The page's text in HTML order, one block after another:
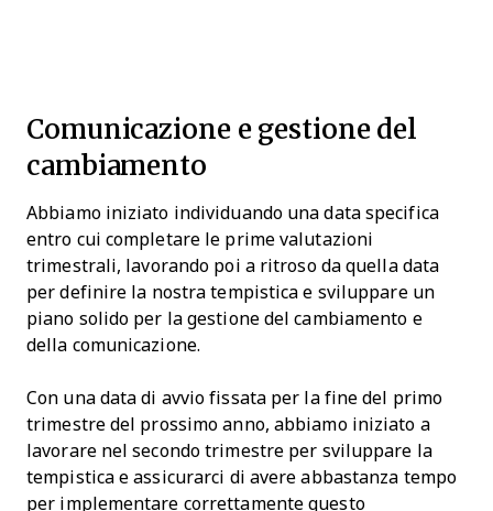
Comunicazione e gestione del
cambiamento
Abbiamo iniziato individuando una data specifica
entro cui completare le prime valutazioni
trimestrali, lavorando poi a ritroso da quella data
per definire la nostra tempistica e sviluppare un
piano solido per la gestione del cambiamento e
della comunicazione.
Con una data di avvio fissata per la fine del primo
trimestre del prossimo anno, abbiamo iniziato a
lavorare nel secondo trimestre per sviluppare la
tempistica e assicurarci di avere abbastanza tempo
per implementare correttamente questo